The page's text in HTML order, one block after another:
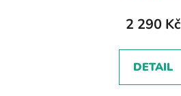
2 290 Kč
DETAIL